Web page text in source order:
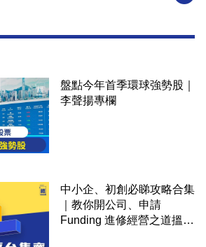
盤點今年首季環球強勢股｜
李聲揚專欄
中小企、初創必睇攻略合集
｜教你開公司、申請
Funding 進修經營之道搵大